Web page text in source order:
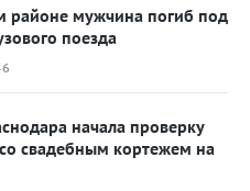
районе мужчина погиб под
поезда
начала проверку
свадебным кортежем на